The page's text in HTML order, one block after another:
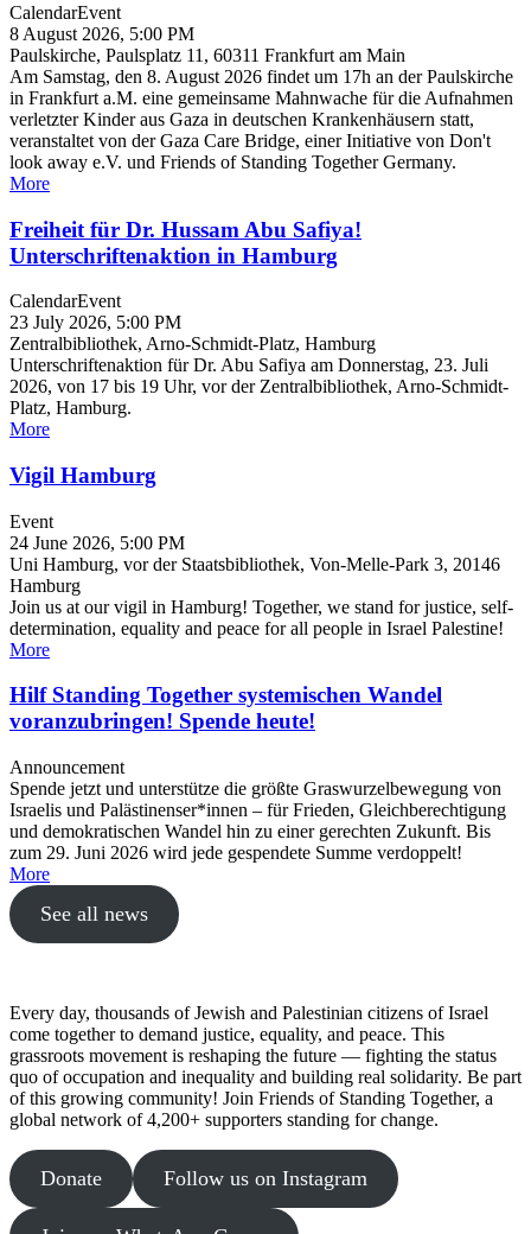
CalendarEvent
8 August 2026, 5:00 PM
Paulskirche, Paulsplatz 11, 60311 Frankfurt am Main
Am Samstag, den 8. August 2026 findet um 17h an der Paulskirche
in Frankfurt a.M. eine gemeinsame Mahnwache für die Aufnahmen
verletzter Kinder aus Gaza in deutschen Krankenhäusern statt,
veranstaltet von der Gaza Care Bridge, einer Initiative von Don't
look away e.V. und Friends of Standing Together Germany.
More
Freiheit für Dr. Hussam Abu Safiya!
Unterschriftenaktion in Hamburg
CalendarEvent
23 July 2026, 5:00 PM
Zentralbibliothek, Arno-Schmidt-Platz, Hamburg
Unterschriftenaktion für Dr. Abu Safiya am Donnerstag, 23. Juli
2026, von 17 bis 19 Uhr, vor der Zentralbibliothek, Arno-Schmidt-
Platz, Hamburg.
More
Vigil Hamburg
Event
24 June 2026, 5:00 PM
Uni Hamburg, vor der Staatsbibliothek, Von-Melle-Park 3, 20146
Hamburg
Join us at our vigil in Hamburg! Together, we stand for justice, self-
determination, equality and peace for all people in Israel Palestine!
More
Hilf Standing Together systemischen Wandel
voranzubringen! Spende heute!
Announcement
Spende jetzt und unterstütze die größte Graswurzelbewegung von
Israelis und Palästinenser*innen – für Frieden, Gleichberechtigung
und demokratischen Wandel hin zu einer gerechten Zukunft. Bis
zum 29. Juni 2026 wird jede gespendete Summe verdoppelt!
More
See all news
Every day, thousands of Jewish and Palestinian citizens of Israel
come together to demand justice, equality, and peace. This
grassroots movement is reshaping the future — fighting the status
quo of occupation and inequality and building real solidarity. Be part
of this growing community! Join Friends of Standing Together, a
global network of 4,200+ supporters standing for change.
Donate Follow us on Instagram